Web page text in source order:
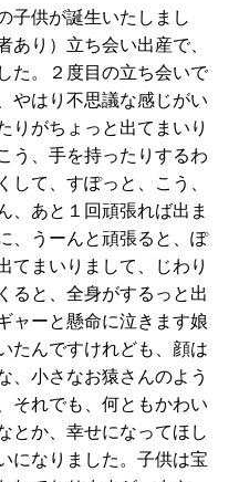
子供が誕生いたしまし
り）立ち会い出産で、
た。２度目の立ち会いで
やはり不思議な感じがい
りがちょっと出てまいり
う、手を持ったりするわ
て、すぽっと、こう、
、あと１回頑張れば出ま
、うーんと頑張ると、ぽ
てまいりまして、じわり
ると、全身がするっと出
ャーと懸命に泣きます娘
たんですけれども、顔は
、小さなお猿さんのよう
それでも、何ともかわい
とか、幸せになってほし
になりました。子供は宝